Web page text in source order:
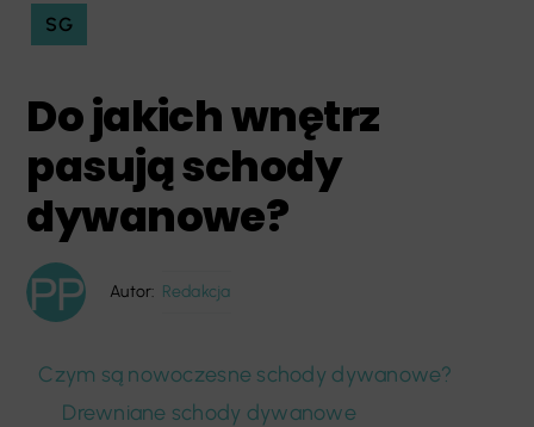
SG
Do jakich wnętrz
pasują schody
dywanowe?
Autor: Redakcja
Czym są nowoczesne schody dywanowe?
Drewniane schody dywanowe